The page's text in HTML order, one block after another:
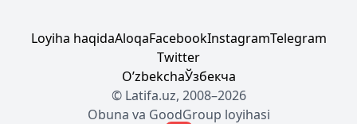
Loyiha haqidaAloqaFacebookInstagramTelegram
Twitter
OʼzbekchaЎзбекча
© Latifa.uz, 2008–2026
Obuna va GoodGroup loyihasi